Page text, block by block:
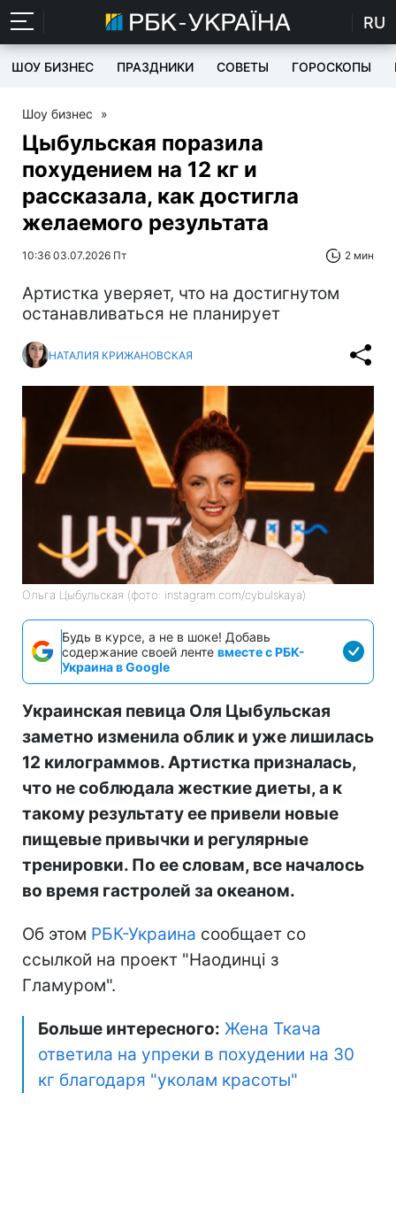
RU
ШОУ БИЗНЕС ПРАЗДНИКИ СОВЕТЫ ГОРОСКОПЫ
Шоу бизнес »
Цыбульская поразила
похудением на 12 кг и
рассказала, как достигла
желаемого результата
10:36 03.07.2026 Пт 2 мин
Артистка уверяет, что на достигнутом
останавливаться не планирует
НАТАЛИЯ КРИЖАНОВСКАЯ
Ольга Цыбульская (фото: instagram.com/cybulskaya)
Будь в курсе, а не в шоке! Добавь
содержание своей ленте вместе с РБК-
Украина в Google
Украинская певица Оля Цыбульская
заметно изменила облик и уже лишилась
12 килограммов. Артистка призналась,
что не соблюдала жесткие диеты, а к
такому результату ее привели новые
пищевые привычки и регулярные
тренировки. По ее словам, все началось
во время гастролей за океаном.
Об этом РБК-Украина сообщает со
ссылкой на проект "Наодинці з
Гламуром".
Больше интересного: Жена Ткача
ответила на упреки в похудении на 30
кг благодаря "уколам красоты"